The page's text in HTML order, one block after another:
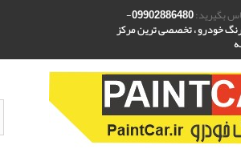
بگیرید: 09902886480-
خانه رنگ خودرو ، تخصصی ترین مرکز